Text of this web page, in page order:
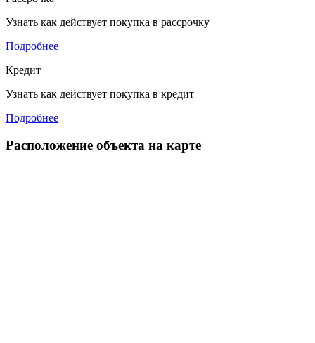
Узнать как действует покупка в рассрочку
Подробнее
Кредит
Узнать как действует покупка в кредит
Подробнее
Расположение объекта на карте